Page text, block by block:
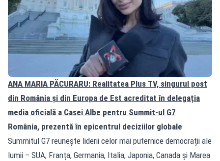
ANA MARIA PĂCURARU: Realitatea Plus TV, singurul post
din România și din Europa de Est acreditat în delegația
media oficială a Casei Albe pentru Summit-ul G7
România, prezentă în epicentrul deciziilor globale
Summitul G7 reunește liderii celor mai puternice democrații ale
lumii – SUA, Franța, Germania, Italia, Japonia, Canada și Marea